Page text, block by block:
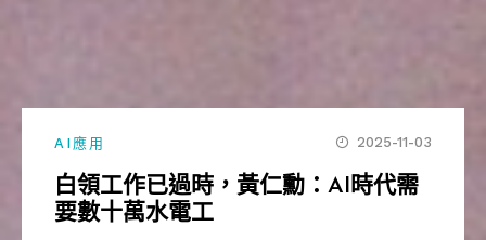
AI應用 2025-11-03
白領工作已過時，黃仁勳：AI時代需
要數十萬水電工